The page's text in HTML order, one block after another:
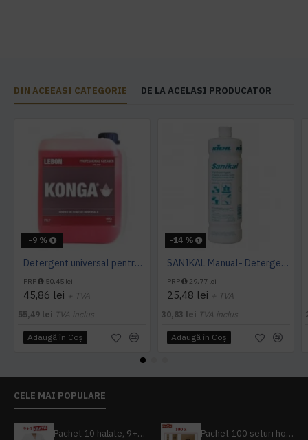
DIN ACEEASI CATEGORIE DE LA ACELASI PRODUCATOR
-9 %
Detergent universal pentru suprafete, Professional Cleaner, Konga, 5 L
PRP 50,45 lei
45,86 lei + TVA
55,49 lei TVA inclus
Adaugă în Coş
-14 %
SANIKAL Manual- Detergent pentru obiecte sanitare, 1 L, Kiehl
PRP 29,77 lei
25,48 lei + TVA
30,83 lei TVA inclus
Adaugă în Coş
CELE MAI POPULARE
Pachet 10 halate, 9+1 gratuit Pachet 100 seturi hoteliere, set dentar, set barbierit, casca de dus, pila unghii, set cusut